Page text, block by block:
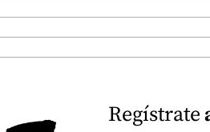
Regístrate